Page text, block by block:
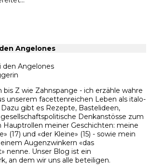
Angelones
bis Z wie Zahnspange - ich erzähle wahre
unserem facettenreichen Leben als italo-
gibt es Rezepte, Bastelideen,
Denkanstösse zum
Hauptrollen meiner Geschichten: meine
(17) und «der Kleine» (15) - sowie mein
Augenzwinkern «das
nenne. Unser Blog ist ein
an dem wir uns alle beteiligen.